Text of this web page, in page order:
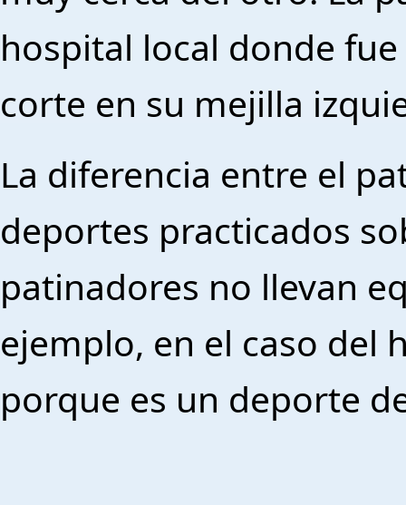
hospital local donde
corte en su mejilla
La diferencia entre el
deportes practicados
patinadores no llevan
ejemplo, en el caso del
porque es un deporte